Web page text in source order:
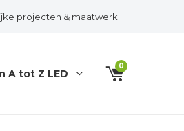
projecten & maatwerk
A tot Z LED
0